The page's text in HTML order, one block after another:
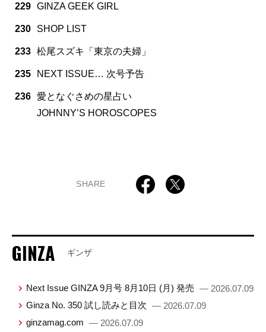
229 GINZA GEEK GIRL
230 SHOP LIST
233 松尾スズキ「東京の夫婦」
235 NEXT ISSUE… 次号予告
236 愛となぐさめの星占い
JOHNNY’S HOROSCOPES
SHARE
GINZA ギンザ
Next Issue GINZA 9月号 8月10日 (月) 発売 — 2026.07.09
Ginza No. 350 試し読みと目次 — 2026.07.09
ginzamag.com — 2026.07.09